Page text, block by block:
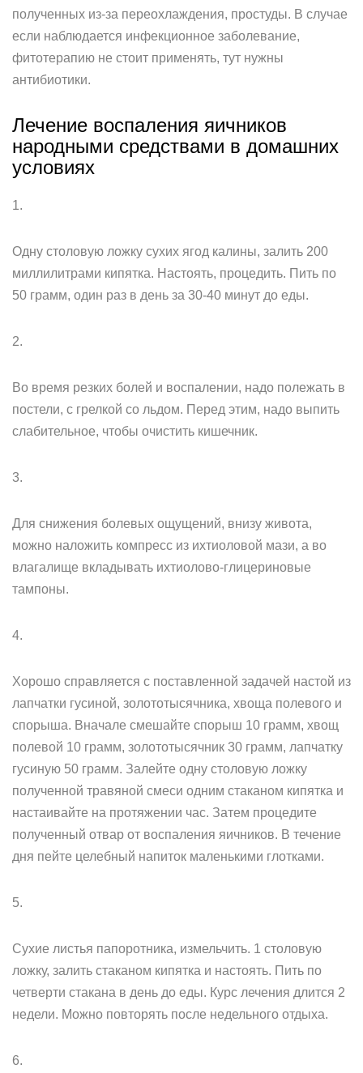
полученных из-за переохлаждения, простуды. В случае
если наблюдается инфекционное заболевание,
фитотерапию не стоит применять, тут нужны
антибиотики.
Лечение воспаления яичников
народными средствами в домашних
условиях
1.
Одну столовую ложку сухих ягод калины, залить 200
миллилитрами кипятка. Настоять, процедить. Пить по
50 грамм, один раз в день за 30-40 минут до еды.
2.
Во время резких болей и воспалении, надо полежать в
постели, с грелкой со льдом. Перед этим, надо выпить
слабительное, чтобы очистить кишечник.
3.
Для снижения болевых ощущений, внизу живота,
можно наложить компресс из ихтиоловой мази, а во
влагалище вкладывать ихтиолово-глицериновые
тампоны.
4.
Хорошо справляется с поставленной задачей настой из
лапчатки гусиной, золототысячника, хвоща полевого и
спорыша. Вначале смешайте спорыш 10 грамм, хвощ
полевой 10 грамм, золототысячник 30 грамм, лапчатку
гусиную 50 грамм. Залейте одну столовую ложку
полученной травяной смеси одним стаканом кипятка и
настаивайте на протяжении час. Затем процедите
полученный отвар от воспаления яичников. В течение
дня пейте целебный напиток маленькими глотками.
5.
Сухие листья папоротника, измельчить. 1 столовую
ложку, залить стаканом кипятка и настоять. Пить по
четверти стакана в день до еды. Курс лечения длится 2
недели. Можно повторять после недельного отдыха.
6.